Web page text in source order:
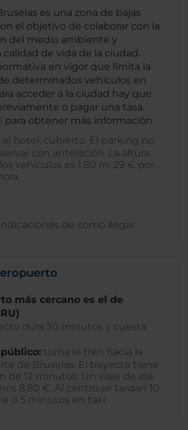
es una zona de bajas
el objetivo de colaborar con la
del medio ambiente y
de vida de la ciudad.
en vigor que limita la
determinados vehículos en
acceder a la ciudad hay que
o pagar una tasa.
para obtener más información.
el hotel, cubierto. El parking no
con antelación. La altura
vehículos es 1,80 m. 29 € por
de cómo llegar.
más cercano es el de
dura 30 minutos y cuesta
toma el tren hacia la
de Bruselas. El trayecto tiene
de 12 minutos. Un viaje de ida
8,80 €. Al centro se tardan 10
o 5 minutos en taxi.